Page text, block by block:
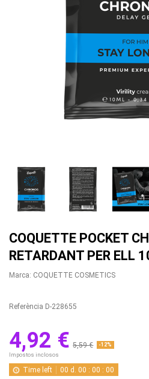
COQUETTE POCKET
RETARDANT PER ELL
Marca: COQUETTE COSMETICS
Referència D-228655
4,92 € 5,59 € -12%
Impostos inclosos
Time left 00 d. 00 :00 :00